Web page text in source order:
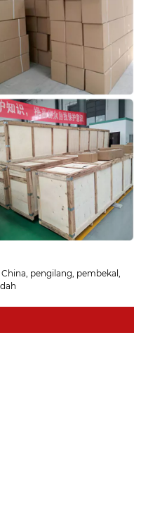
pengilang, pembekal,